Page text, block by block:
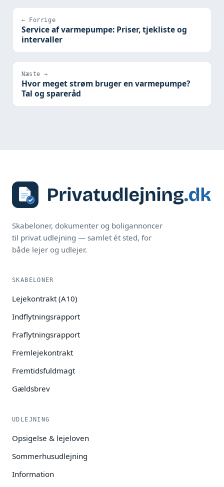
← Forrige
Service af varmepumpe: Priser, tjekliste og
intervaller
Næste →
Hvor meget strøm bruger en varmepumpe?
Tal og spareråd
Skabeloner, dokumenter og boligannoncer
til privat udlejning — samlet ét sted, for
både lejer og udlejer.
SKABELONER
Lejekontrakt (A10)
Indflytningsrapport
Fraflytningsrapport
Fremlejekontrakt
Fremtidsfuldmagt
Gældsbrev
UDLEJNING
Opsigelse & lejeloven
Sommerhusudlejning
Information